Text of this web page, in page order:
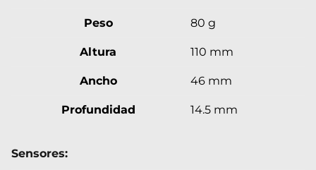
Peso 80 g
Altura 110 mm
Ancho 46 mm
Profundidad 14.5 mm
Sensores: